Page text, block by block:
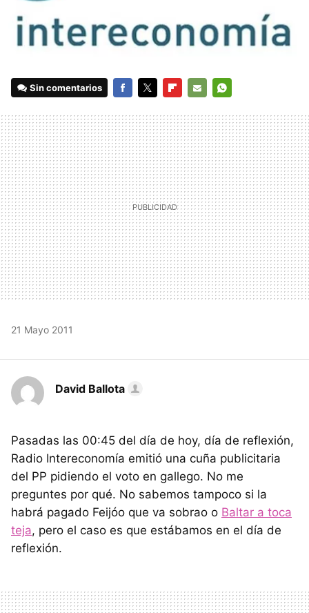
Sin comentarios
MAIL
21 Mayo 2011
David Ballota
Pasadas las 00:45 del día de hoy, día de reflexión,
Radio Intereconomía emitió una cuña publicitaria
del PP pidiendo el voto en gallego. No me
preguntes por qué. No sabemos tampoco si la
habrá pagado Feijóo que va sobrao o Baltar a toca
teja, pero el caso es que estábamos en el día de
reflexión.